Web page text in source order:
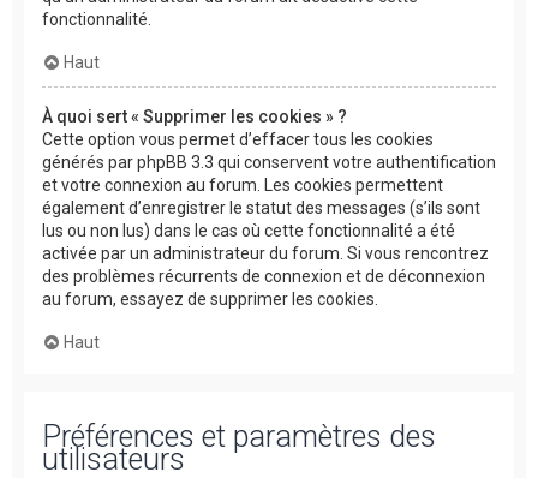
fonctionnalité.
Haut
À quoi sert « Supprimer les cookies » ?
Cette option vous permet d’effacer tous les cookies
générés par phpBB 3.3 qui conservent votre authentification
et votre connexion au forum. Les cookies permettent
également d’enregistrer le statut des messages (s’ils sont
lus ou non lus) dans le cas où cette fonctionnalité a été
activée par un administrateur du forum. Si vous rencontrez
des problèmes récurrents de connexion et de déconnexion
au forum, essayez de supprimer les cookies.
Haut
Préférences et paramètres des
utilisateurs